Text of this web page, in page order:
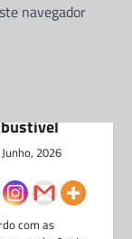
navegador
no mês…
Luanda